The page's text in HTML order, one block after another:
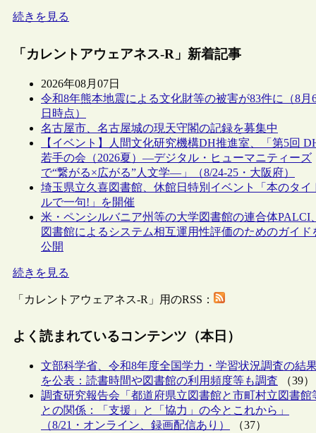
続きを見る
「カレントアウェアネス-R」新着記事
2026年08月07日
令和8年熊本地震による文化財等の被害が83件に（8月
日時点）
名古屋市、名古屋城の現天守閣の記録を募集中
【イベント】人間文化研究機構DH推進室、「第5回
若手の会（2026夏）―デジタル・ヒューマニティーズ
で“繋がる×広がる”人文学―」（8/24-25・大阪府）
埼玉県立久喜図書館、休館日特別イベント「本のタイ
ルで一句!」を開催
米・ペンシルバニア州等の大学図書館の連合体PALCI、
図書館によるシステム相互運用性評価のためのガイド
公開
続きを見る
「カレントアウェアネス-R」用のRSS：
よく読まれているコンテンツ（本日）
文部科学省、令和8年度全国学力・学習状況調査の結
を公表：読書時間や図書館の利用頻度等も調査 （39）
調査研究報告会「都道府県立図書館と市町村立図書館
との関係：「支援」と「協力」の今とこれから」
（8/21・オンライン、録画配信あり）
（37）